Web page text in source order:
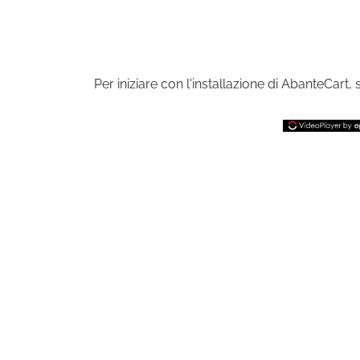
Per iniziare con l'installazione di AbanteCart,